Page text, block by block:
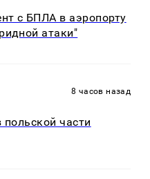
с БПЛА в аэропорту
атаки"
8 часов назад
части